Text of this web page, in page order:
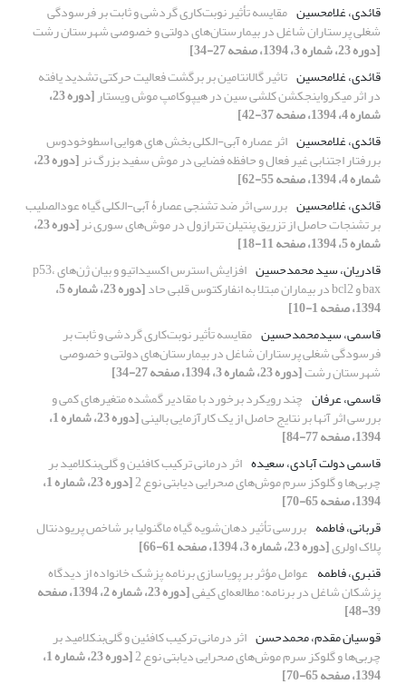
قائدی، غلامحسین مقایسه تأثیر نوبت‌کاری گردشی و ثابت بر فرسودگی
شغلی پرستاران شاغل در بیمارستان‌های دولتی و خصوصی شهرستان رشت
[دوره 23، شماره 3، 1394، صفحه 27-34]
قائدی، غلامحسین تاثیر گالانتامین بر برگشت فعالیت حرکتی تشدید یافته
در اثر میکرواینجکشن کلشی سین در هیپوکامپ موش ویستار [دوره 23،
شماره 4، 1394، صفحه 37-42]
قائدی، غلامحسین اثر عصاره آبی-الکلی بخش های هوایی اسطوخودوس
بررفتار اجتنابی غیر فعال و حافظه فضایی در موش سفید بزرگ نر [دوره 23،
شماره 4، 1394، صفحه 55-62]
قائدی، غلامحسین بررسی اثر ضد تشنجی عصارۀ آبی-الکلی گیاه عودالصلیب
بر تشنجات حاصل از تزریق پنتیلن تترازول در موش‌های سوری نر [دوره 23،
شماره 5، 1394، صفحه 11-18]
قادریان، سید محمدحسین
افزایش استرس اکسیداتیو و بیان ژن‌های p53،
bax و bcl2 در بیماران مبتلا به انفارکتوس قلبی حاد [دوره 23، شماره 5،
1394، صفحه 1-10]
قاسمی، سیدمحمدحسین مقایسه تأثیر نوبت‌کاری گردشی و ثابت بر
فرسودگی شغلی پرستاران شاغل در بیمارستان‌های دولتی و خصوصی
شهرستان رشت[دوره 23، شماره 3، 1394، صفحه 27-34]
قاسمی، عرفان چند رویکرد برخورد با مقادیر گمشده‌ متغیرهای کمی و
بررسی اثر آنها بر نتایج حاصل از یک کارآزمایی‌ بالینی [دوره 23، شماره 1،
1394، صفحه 77-84]
قاسمی دولت آبادی، سعیده اثر درمانی ترکیب کافئین و گلی‌بنکلامید بر
چربی‌ها و گلوکز سرم موش‌های صحرایی دیابتی نوع 2 [دوره 23، شماره 1،
1394، صفحه 65-70]
قربانی، فاطمه بررسی تأثیر دهان‌شویه گیاه ماگنولیا بر شاخص پریودنتال
پلاک اولری[دوره 23، شماره 3، 1394، صفحه 61-66]
قنبری، فاطمه عوامل مؤثر بر پویاسازی برنامه پزشک خانواده از دیدگاه
پزشکان شاغل در برنامه: مطالعه‌ای کیفی [دوره 23، شماره 2، 1394، صفحه
39-48]
قوسیان مقدم، محمدحسن اثر درمانی ترکیب کافئین و گلی‌بنکلامید بر
چربی‌ها و گلوکز سرم موش‌های صحرایی دیابتی نوع 2 [دوره 23، شماره 1،
1394، صفحه 65-70]